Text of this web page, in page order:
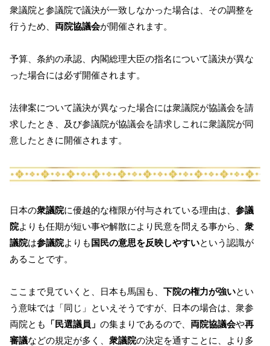
衆議院と参議院で議決が一致しなかった場合は、その調整を
行うため、 両院協議会が開催されます。
予算、条約の承認、内閣総理大臣の指名について議決が異な
った場合には必ず開催されます。
法律案について議決が異なった場合には衆議院が協議会を請
求したとき、及び参議院が協議会を請求しこれに衆議院が同
意したときに開催されます。
日本の衆議院に優越的な権限が付与されている理由は、 参議
院よりも任期が短い事や解散により民意を問える事から、 衆
議院は参議院よりも 国民の意思を反映しやすいという認識が
あることです。
ここまで見ていくと、日本も馬国も、 下院の権力が強いとい
う意味では「同じ」といえそうですが、日本の場合は、衆参
両院とも
「民選議員」 の集まりであるので、 両院協議会や再
審議などの規定が多く、 衆議院の決定を通すことに、より多